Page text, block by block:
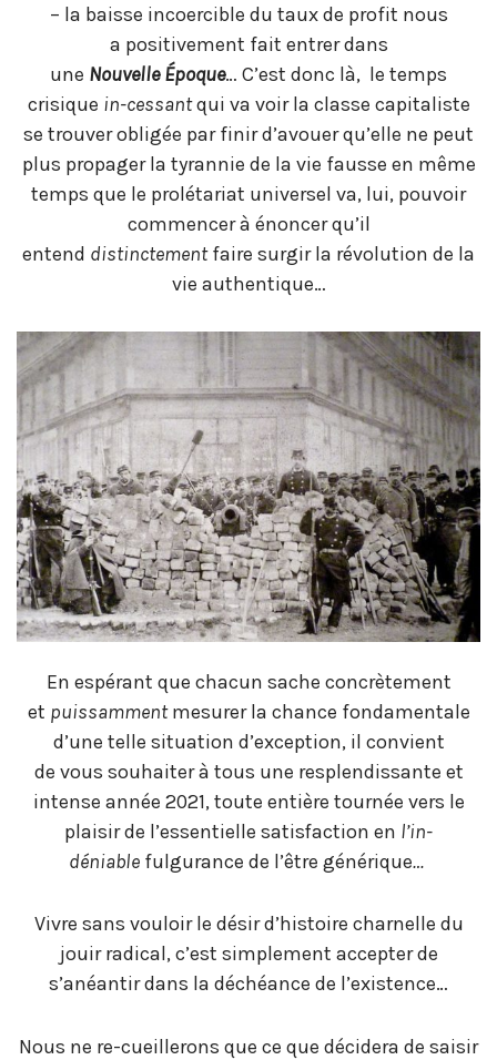
– la baisse incoercible du taux de profit nous
a positivement fait entrer dans
une NouvelleÉpoque… C’est donc là, le temps
crisique in-cessantqui va voir la classe capitaliste
se trouver obligée par finir d’avouer qu’elle ne peut
plus propager la tyrannie de la vie fausse en même
temps que le prolétariat universel va, lui, pouvoir
commencer à énoncer qu’il
entend distinctementfaire surgir la révolution de la
vie authentique…
En espérant que chacun sache concrètement
et puissammentmesurer la chance fondamentale
d’une telle situation d’exception, il convient
de vous souhaiter à tous une resplendissante et
intense année 2021, toute entière tournée vers le
plaisir de l’essentielle satisfaction en l’in-
déniable fulgurance de l’être générique…
Vivre sans vouloir le désir d’histoire charnelle du
jouir radical, c’est simplement accepter de
s’anéantir dans la déchéance de l’existence…
Nous ne re-cueillerons que ce que décidera de saisir